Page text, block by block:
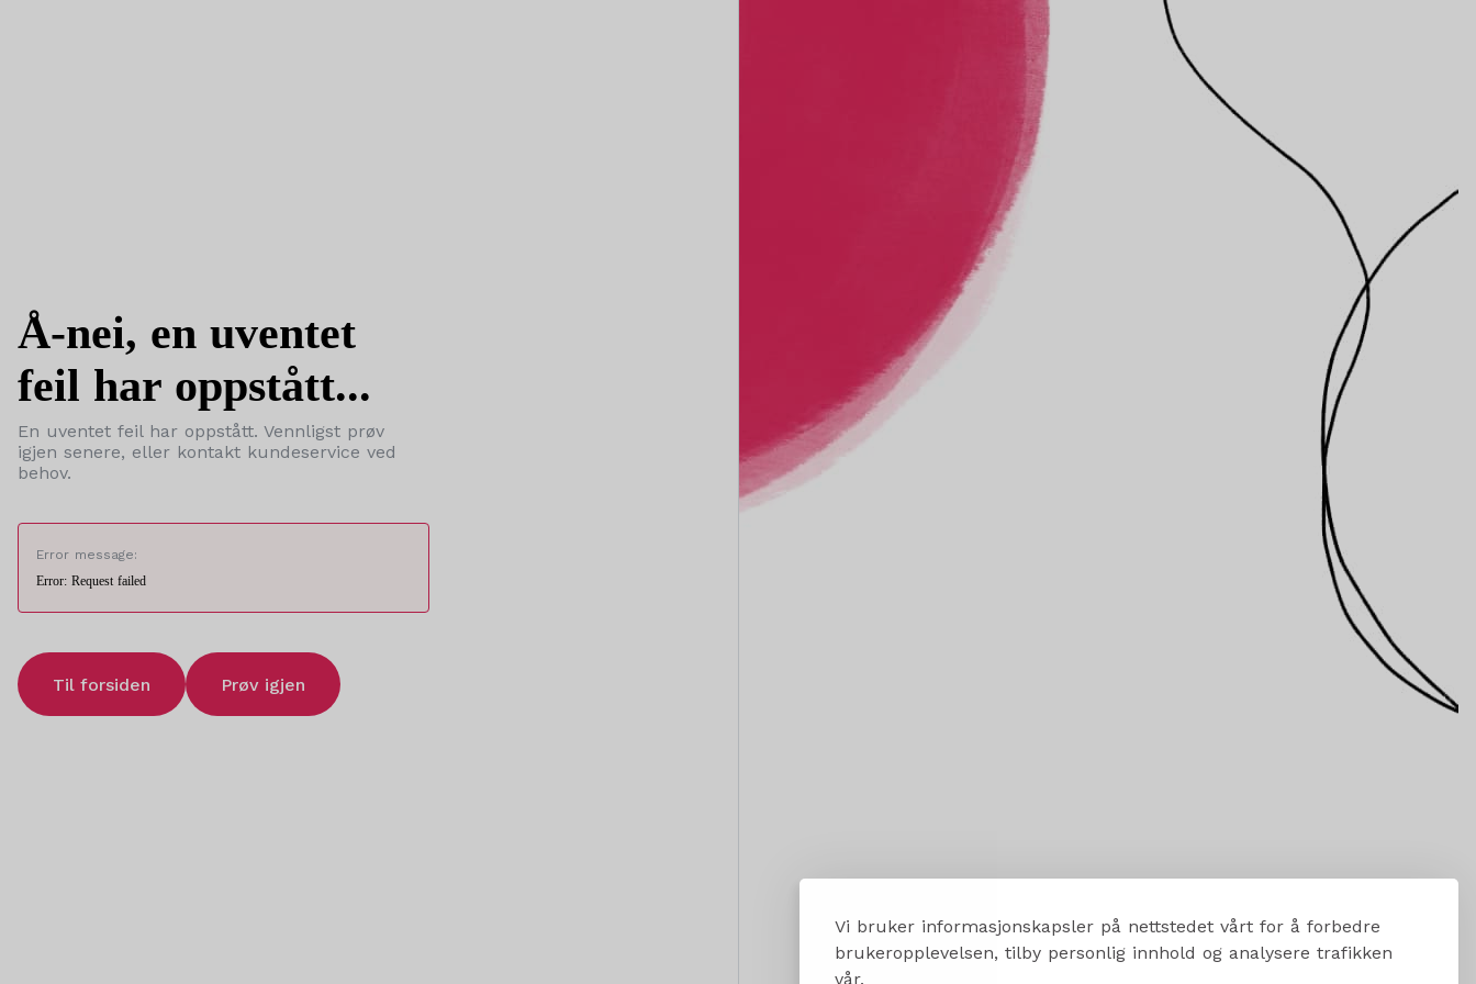
Vi bruker informasjonskapsler på nettstedet vårt for å forbedre
brukeropplevelsen, tilby personlig innhold og analysere trafikken
vår.
Å-nei, en uventet
feil har oppstått...
En uventet feil har oppstått. Vennligst prøv
igjen senere, eller kontakt kundeservice ved
behov.
Error message:
Error: Request failed
Til forsiden Prøv igjen